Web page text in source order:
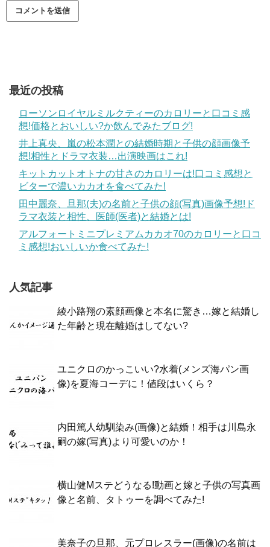
最近の投稿
ローソンロイヤルミルクティーのカロリーと口コミ感
想!価格とおいしい?か飲んでみたブログ!
井上真央、嵐の松本潤との結婚時期と子供の顔画像予
想!相性とドラマ衣装…出演映画はこれ!
キットカットオトナの甘さのカロリーは!口コミ感想と
ビターで濃いカカオを食べてみた!
田中麗奈、旦那(夫)の名前と子供の顔(写真)画像予想!ド
ラマ衣装と相性、医師(医者)と結婚とは!
アルフォートミニプレミアムカカオ70のカロリーと口コ
ミ感想!おいしいか食べてみた!
人気記事
綾小路翔の素顔画像と本名に驚き…嫁と結婚し
た年齢と現在離婚はしてない?
ユニクロのかっこいい?水着(メンズ海パン画
像)を夏海コーデに！値段はいくら？
内田篤人幼馴染み(画像)と結婚！相手は川島永
嗣の嫁(写真)より可愛いのか！
横山健Mステどうなる!動画と嫁と子供の写真画
像と名前、タトゥーを調べてみた!
美奈子の旦那、元プロレスラー(画像)の名前は